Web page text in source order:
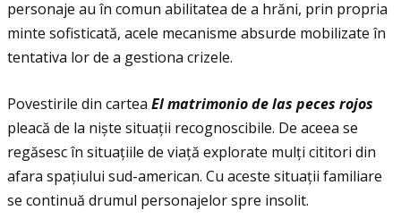
personaje au în comun abilitatea de a hrăni, prin propria
minte sofisticată, acele mecanisme absurde mobilizate în
tentativa lor de a gestiona crizele.
Povestirile din cartea El matrimonio de las peces rojos
pleacă de la niște situaţii recognoscibile. De aceea se
regăsesc în situaţiile de viaţă explorate mulţi cititori din
afara spaţiului sud-american. Cu aceste situaţii familiare
se continuă drumul personajelor spre insolit.